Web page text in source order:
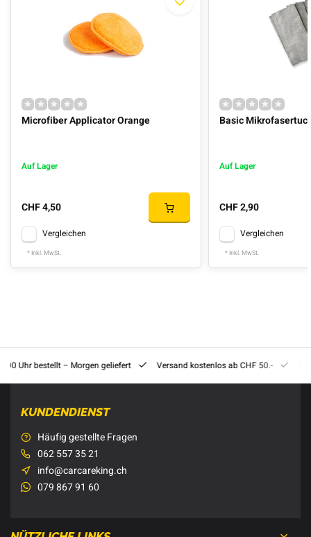
Microfiber Applicator Orange
Auf Lager
CHF 4,50
Vergleichen
* Inkl. MwSt.
Basic
Auf Lager
CHF 2,90
Vergleichen
* Inkl. MwSt.
Uhr bestellt – Morgen geliefert Versand kostenlos ab CHF 50.-
KUNDENDIENST
Häufig gestellte Fragen
062 557 35 21
info@carcareking.ch
079 867 91 60